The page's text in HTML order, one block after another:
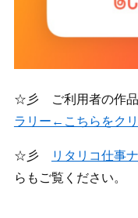
☆彡 ご利用者の作品
ラリー←こちらをク
☆彡 リタリコ仕事
らもご覧ください。